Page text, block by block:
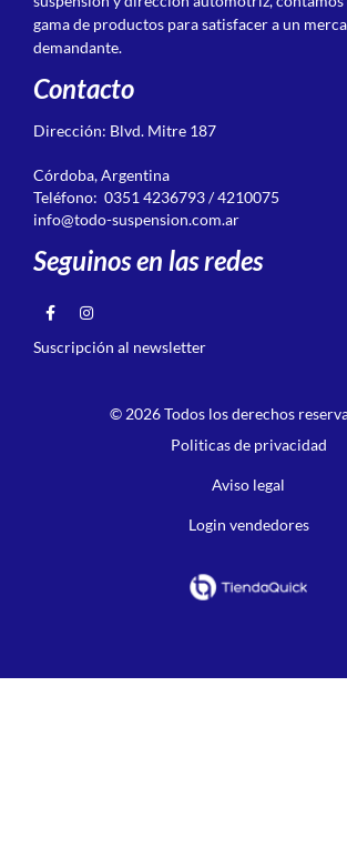
gama de productos para satisfacer a un
demandante.
Contacto
Dirección: Blvd. Mitre 187
Córdoba, Argentina
Teléfono: 0351 4236793 / 4210075
info@todo-suspension.com.ar
Seguinos en las redes
Suscripción al newsletter
© 2026 Todos los derechos
Politicas de privacidad
Aviso legal
Login vendedores